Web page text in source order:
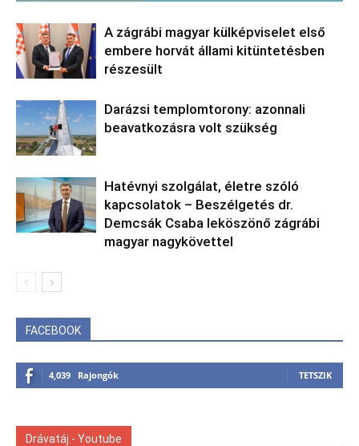
A zágrábi magyar külképviselet első
embere horvát állami kitüntetésben
részesült
Darázsi templomtorony: azonnali
beavatkozásra volt szükség
Hatévnyi szolgálat, életre szóló
kapcsolatok – Beszélgetés dr.
Demcsák Csaba leköszönő zágrábi
magyar nagykövettel
FACEBOOK
4,039 Rajongók TETSZIK
Drávatáj - Youtube